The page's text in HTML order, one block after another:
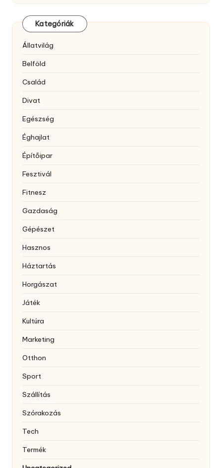
Kategóriák
Állatvilág
Belföld
Család
Divat
Egészség
Éghajlat
Építőipar
Fesztivál
Fitnesz
Gazdaság
Gépészet
Hasznos
Háztartás
Horgászat
Játék
Kultúra
Marketing
Otthon
Sport
Szállítás
Szórakozás
Tech
Termék